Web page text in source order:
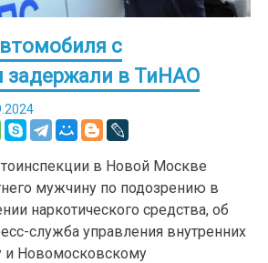
с
в ТиНАО
в Новой Москве
мужчину по подозрению в
наркотического средства, об
служба управления внутренних
и Новомосковскому